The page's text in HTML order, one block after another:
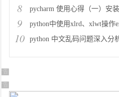
8 pycharm 使用心得（一）安装和
9 python中使用xlrd、xlwt操作
10 python 中文乱码问题深入分
广告 商业广告，理性选择
广告 商业广告，理性选择